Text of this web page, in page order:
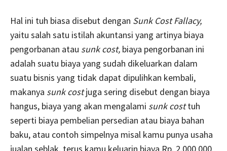
Hal ini tuh biasa disebut dengan Sunk Cost Fallacy,
yaitu salah satu istilah akuntansi yang artinya biaya
pengorbanan atau sunk cost, biaya pengorbanan ini
adalah suatu biaya yang sudah dikeluarkan dalam
suatu bisnis yang tidak dapat dipulihkan kembali,
makanya sunk costjuga sering disebut dengan biaya
hangus, biaya yang akan mengalami sunk costtuh
seperti biaya pembelian persedian atau biaya bahan
baku, atau contoh simpelnya misal kamu punya usaha